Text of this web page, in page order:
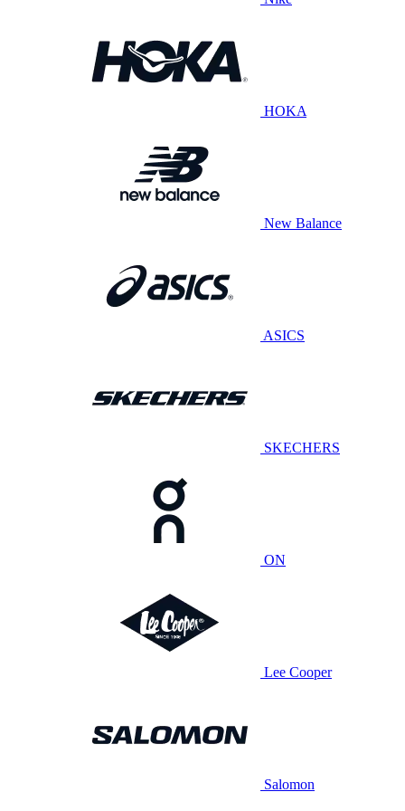
HOKA
New Balance
ASICS
SKECHERS
ON
Lee Cooper
Salomon